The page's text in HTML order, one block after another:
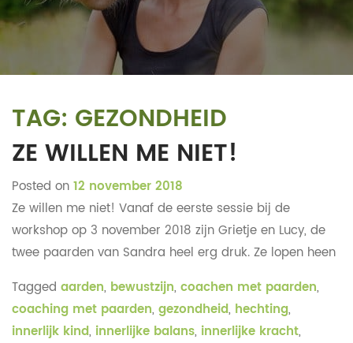
TAG: GEZONDHEID
ZE WILLEN ME NIET!
Posted on 12 november 2018
Ze willen me niet! Vanaf de eerste sessie bij de
workshop op 3 november 2018 zijn Grietje en Lucy, de
twee paarden van Sandra heel erg druk. Ze lopen heen
Tagged aarden, bewustzijn, coachen met paarden,
coaching met paarden, gezondheid, hechting,
innerlijk kind, innerlijke balans, innerlijke kracht,